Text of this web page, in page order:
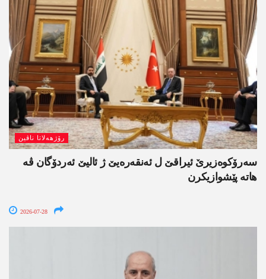
رۆژھەلاتا ناڤین
سەرۆکوەزیرێ ئیراقێ ل ئەنقەرەیێ ژ ئالیێ ئەردۆگان ڤە
ھاتە پێشوازیکرن
2026-07-28